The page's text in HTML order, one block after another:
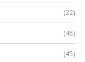
(22)
(46)
(45)